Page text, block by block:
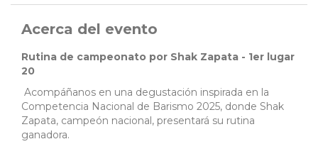
Acerca del evento
Rutina de campeonato por Shak Zapata - 1er lugar
20
Acompáñanos en una degustación inspirada en la
Competencia Nacional de Barismo 2025, donde Shak
Zapata, campeón nacional, presentará su rutina
ganadora.